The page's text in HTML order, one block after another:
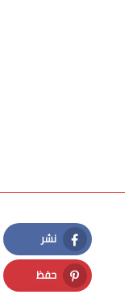
نشر
Facebook
حفظ
Pinterest